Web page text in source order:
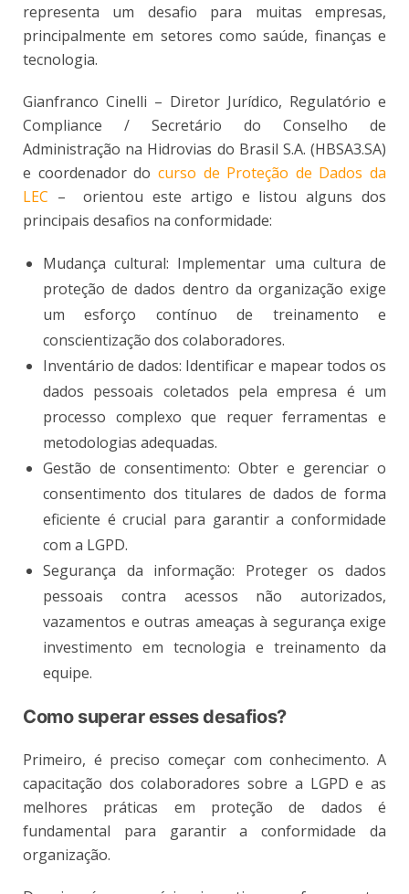
representa um desafio para muitas empresas,
principalmente em setores como saúde, finanças e
tecnologia.
Gianfranco Cinelli – Diretor Jurídico, Regulatório e
Compliance / Secretário do Conselho de
Administração na Hidrovias do Brasil S.A. (HBSA3.SA)
e coordenador do curso de Proteção de Dados da
LEC – orientou este artigo e listou alguns dos
principais desafios na conformidade:
Mudança cultural: Implementar uma cultura de
proteção de dados dentro da organização exige
um esforço contínuo de treinamento e
conscientização dos colaboradores.
Inventário de dados: Identificar e mapear todos os
dados pessoais coletados pela empresa é um
processo complexo que requer ferramentas e
metodologias adequadas.
Gestão de consentimento: Obter e gerenciar o
consentimento dos titulares de dados de forma
eficiente é crucial para garantir a conformidade
com a LGPD.
Segurança da informação: Proteger os dados
pessoais contra acessos não autorizados,
vazamentos e outras ameaças à segurança exige
investimento em tecnologia e treinamento da
equipe.
Como superar esses desafios?
Primeiro, é preciso começar com conhecimento. A
capacitação dos colaboradores sobre a LGPD e as
melhores práticas em proteção de dados é
fundamental para garantir a conformidade da
organização.